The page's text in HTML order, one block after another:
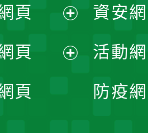
單
選
單
開
選
頁
開
頁
頁
資安
活動
防疫